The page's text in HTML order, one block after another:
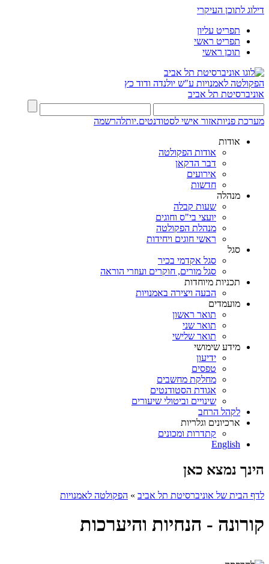
דילוג לתוכן העיקרי
תפריט עליון
תפריט ראשי
תוכן ראשי
הפקולטה לאמנויות ע"ש יולנדה ודוד כץ
אוניברסיטת תל אביב
מערכת פניותאזור אישי לסטודנטים.יותלהרשמה
אודות
אודות הפקולטה
דבר הדקאן
אירועים
חדשות
מנהלה
שעות קבלה
יועצי בי"ס וחוגים
מנהלת הפקולטה
ראשי חוגים ויחידות
סגל
סגל אקדמי בכיר
סגל מורים, חוקרים ועוזרי הוראה
תכניות מיוחדות
הבעה ויצירה באמנויות
מועמדים
תואר ראשון
תואר שני
תואר שלישי
מידע שימושי
ידיעון
טפסים
מחלקת מחשבים
אגודת הסטודנטים
שינויים וביטולי שיעורים
לקהל הרחב
ארכיונים וגלריות
קתדרות ומכונים
English
הינך נמצא כאן
לדף הבית של אוניברסיטת תל אביב » הפקולטה לאמנויות
קורונה - הנחיות והיערכות